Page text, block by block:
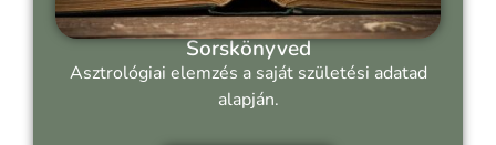
Sorskönyved
Asztrológiai elemzés a saját születési adatad
alapján.